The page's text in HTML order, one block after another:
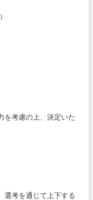
を考慮の上、決定いた
選考を通じて上下する